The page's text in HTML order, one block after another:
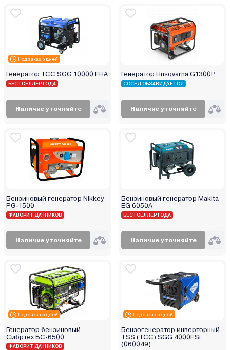
Под заказ 5 дней
Генератор ТСС SGG 10000 EHA
БЕСТСЕЛЛЕР ГОДА
Наличие уточняйте
Генератор Husqvarna G1300P
СОСЕД ОБЗАВИДУЕТСЯ
Наличие уточняйте
Бензиновый генератор Nikkey
PG-1500
ФАВОРИТ ДАЧНИКОВ
Наличие уточняйте
Бензиновый генератор Makita
EG 6050A
БЕСТСЕЛЛЕР ГОДА
Наличие уточняйте
Под заказ 5 дней
Генератор бензиновый
Сибртех БС-6500
ФАВОРИТ ДАЧНИКОВ
Под заказ 5 дней
Бензогенератор инверторный
TSS (TCC) SGG 4000ESi
(060049)